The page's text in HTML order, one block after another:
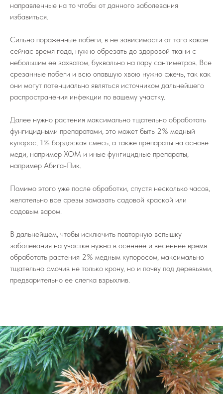
направленные на то чтобы от данного заболевания
избавиться.
Сильно пораженные побеги, в не зависимости от того какое
сейчас время года, нужно обрезать до здоровой ткани с
небольшим ее захватом, буквально на пару сантиметров. Все
срезанные побеги и всю опавшую хвою нужно сжечь, так как
они могут потенциально являться источником дальнейшего
распространения инфекции по вашему участку.
Далее нужно растения максимально тщательно обработать
фунгицидными препаратами, это может быть 2% медный
купорос, 1% бордоская смесь, а также препараты на основе
меди, например ХОМ и иные фунгицидные препараты,
например Абига-Пик.
Помимо этого уже после обработки, спустя несколько часов,
желательно все срезы замазать садовой краской или
садовым варом.
В дальнейшем, чтобы исключить повторную вспышку
заболевания на участке нужно в осеннее и весеннее время
обработать растения 2% медным купоросом, максимально
тщательно смочив не только крону, но и почву под деревьями,
предварительно ее слегка взрыхлив.